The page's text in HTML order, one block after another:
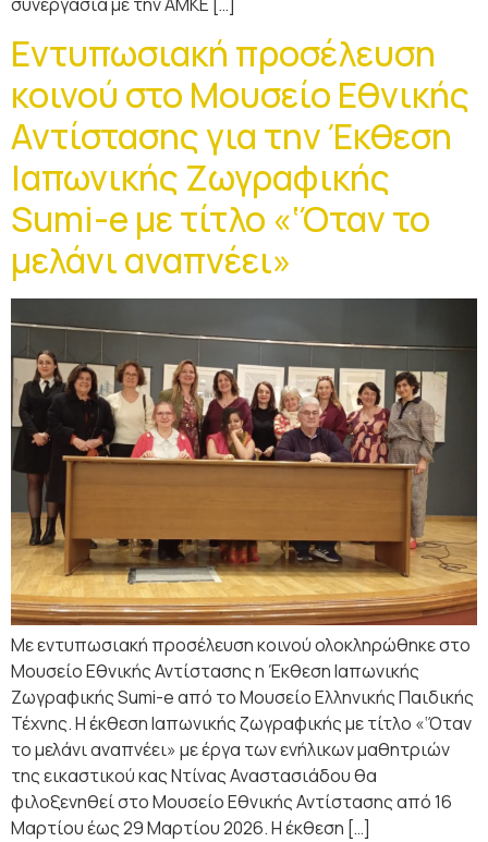
Εντυπωσιακή προσέλευση
κοινού στο Μουσείο Εθνικής
Αντίστασης για την Έκθεση
Ιαπωνικής Ζωγραφικής
Sumi-e με τίτλο «‘Όταν το
μελάνι αναπνέει»
Με εντυπωσιακή προσέλευση κοινού ολοκληρώθηκε στο
Μουσείο Εθνικής Αντίστασης η Έκθεση Ιαπωνικής
Ζωγραφικής Sumi-e από το Μουσείο Ελληνικής Παιδικής
Τέχνης. Η έκθεση Ιαπωνικής ζωγραφικής με τίτλο «‘Όταν
το μελάνι αναπνέει» με έργα των ενήλικων μαθητριών
της εικαστικού κας Ντίνας Αναστασιάδου θα
φιλοξενηθεί στο Μουσείο Εθνικής Αντίστασης από 16
Μαρτίου έως 29 Μαρτίου 2026. Η έκθεση […]